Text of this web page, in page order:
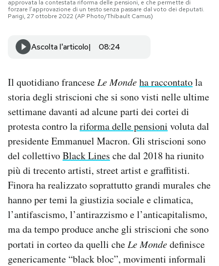
AREA PERSONALE
Notifiche mobile
Regala il Post
Hai bisogno di aiuto?
Esci
approvata la contestata riforma delle pensioni, e che permette di
forzare l’approvazione di un testo senza passare dal voto dei deputati.
Parigi, 27 ottobre 2022 (AP Photo/Thibault Camus)
Ascolta l'articolo 08:24
Il quotidiano francese Le Mondeha raccontatola
storia degli striscioni che si sono visti nelle ultime
settimane davanti ad alcune parti dei cortei di
protesta contro lariforma delle pensioni voluta dal
presidente Emmanuel Macron. Gli striscioni sono
del collettivoBlack Lines che dal 2018 ha riunito
più di trecento artisti, street artist e graffitisti.
Finora ha realizzato soprattutto grandi murales che
hanno per temi la giustizia sociale e climatica,
l’antifascismo, l’antirazzismo e l’anticapitalismo,
ma da tempo produce anche gli striscioni che sono
portati in corteo da quelli che Le Mondedefinisce
genericamente “black bloc”, movimenti informali